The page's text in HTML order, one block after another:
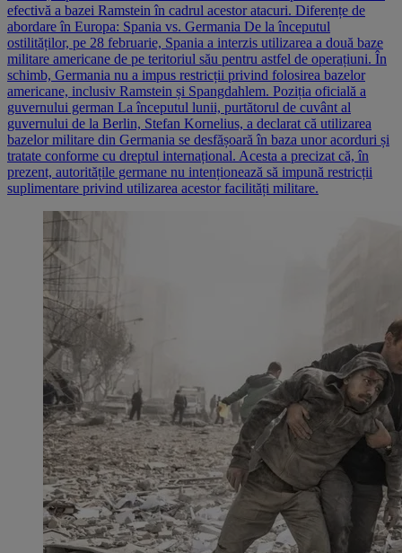
efectivă a bazei Ramstein în cadrul acestor atacuri. Diferențe de
abordare în Europa: Spania vs. Germania De la începutul
ostilităților, pe 28 februarie, Spania a interzis utilizarea a două baze
militare americane de pe teritoriul său pentru astfel de operațiuni. În
schimb, Germania nu a impus restricții privind folosirea bazelor
americane, inclusiv Ramstein și Spangdahlem. Poziția oficială a
guvernului german La începutul lunii, purtătorul de cuvânt al
guvernului de la Berlin, Stefan Kornelius, a declarat că utilizarea
bazelor militare din Germania se desfășoară în baza unor acorduri și
tratate conforme cu dreptul internațional. Acesta a precizat că, în
prezent, autoritățile germane nu intenționează să impună restricții
suplimentare privind utilizarea acestor facilități militare.